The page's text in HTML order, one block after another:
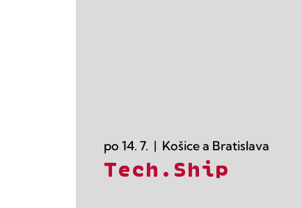
po 14. 7.
  |
Košice a Bratislava
Tech.Ship